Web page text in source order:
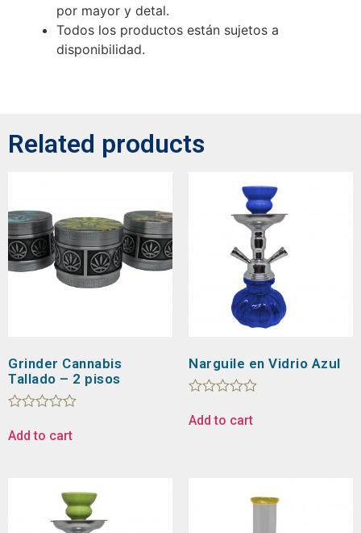
por mayor y detal.
Todos los productos están sujetos a
disponibilidad.
Related products
Grinder Cannabis
Tallado – 2 pisos
0
Add to cart
Narguile en Vidrio Azul
0
Add to cart